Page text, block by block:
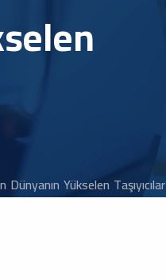
Dünyanın Yükselen Taşıyıcılar